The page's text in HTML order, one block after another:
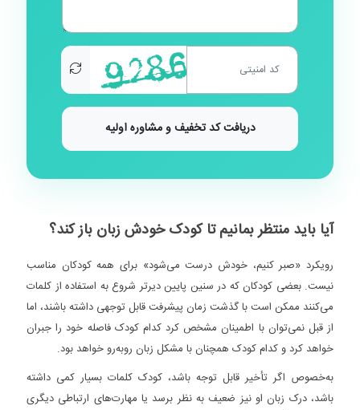
دریافت کد تخفیف و مشاوره اولیه
آیا باید منتظر بمانیم تا کودک خودش زبان باز کند؟
رویکرد «صبر کنیم، خودش درست می‌شود» برای همه کودکان مناسب
نیست. بعضی کودکان که در سنین پایین دیرتر شروع به استفاده از کلمات
می‌کنند ممکن است با گذشت زمان پیشرفت قابل توجهی داشته باشند، اما
از قبل نمی‌توان با اطمینان مشخص کرد کدام کودک فاصله خود را جبران
خواهد کرد و کدام کودک همچنان با مشکل زبان روبه‌رو خواهد بود.
به‌خصوص اگر تأخیر قابل توجه باشد، کودک کلمات بسیار کمی داشته
باشد، درک زبان او نیز ضعیف به نظر برسد یا مهارت‌های ارتباطی دیگری